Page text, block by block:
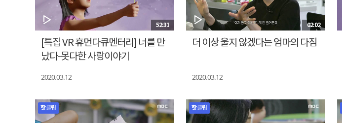
52:31
[특집 VR 휴먼다큐멘터리] 너를 만
났다-못다한 사랑이야기
2020.03.12
02:02
더 이상 울지 않겠다는 엄마의 다짐
2020.03.12
핫클립 핫클립